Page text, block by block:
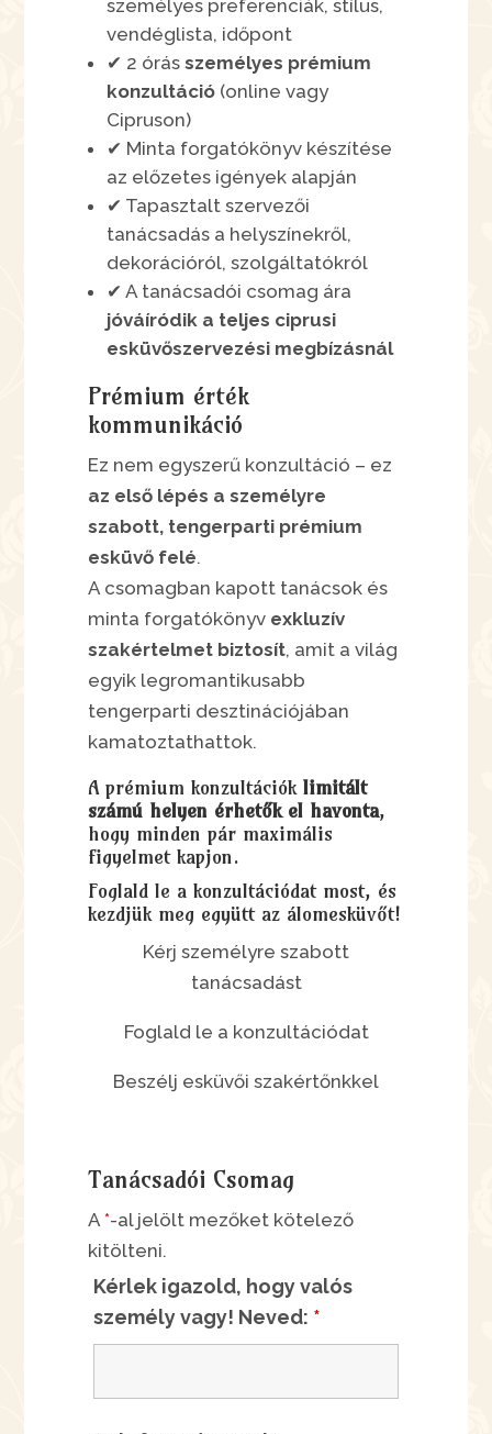
személyes preferenciák, stílus,
vendéglista, időpont
✔ 2 órásszemélyes prémium
konzultáció (online vagy
Cipruson)
✔ Minta forgatókönyv készítése
az előzetes igények alapján
✔ Tapasztalt szervezői
tanácsadás a helyszínekről,
dekorációról, szolgáltatókról
✔ A tanácsadói csomag ára
jóváíródik a teljes ciprusi
esküvőszervezési megbízásnál
Prémium érték
kommunikáció
Ez nem egyszerű konzultáció – ez
az első lépés a személyre
szabott, tengerparti prémium
esküvő felé.
A csomagban kapott tanácsok és
minta forgatókönyv exkluzív
szakértelmet biztosít, amit a világ
egyik legromantikusabb
tengerparti desztinációjában
kamatoztathattok.
A prémium konzultációklimitált
számú helyen érhetők el havonta,
hogy minden pár maximális
figyelmet kapjon.
Foglald le a konzultációdat most, és
kezdjük meg együtt az álomesküvőt!
Kérj személyre szabott
tanácsadást
Foglald le a konzultációdat
Beszélj esküvői szakértőnkkel
Tanácsadói Csomag
A*-al jelölt mezőket kötelező
kitölteni.
Kérlek igazold, hogy valós
személy vagy! Neved: *